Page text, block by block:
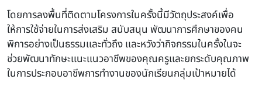
โดยการลงพื้นที่ติดตามโครงการในครั้งนี้มีวัตถุประสงค์เพื่อ
ให้การใช้จ่ายในการส่งเสริม สนับสนุน พัฒนาการศึกษาของคน
พิการอย่างเป็นธรรมเเละทั่วถึง เเละหวังว่ากิจกรรมในครั้งในจะ
ช่วยพัฒนาทักษะเเนะเเนวอาชีพของคุณครูเเละยกระดับคุณภาพ
ในการประกอบอาชีพการทำงานของนักเรียนกลุ่มเป้าหมายได้